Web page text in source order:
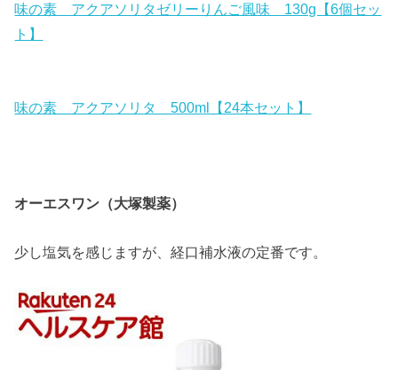
味の素 アクアソリタゼリーりんご風味 130g【6個セッ
ト】
味の素 アクアソリタ 500ml【24本セット】
オーエスワン（大塚製薬）
少し塩気を感じますが、経口補水液の定番です。